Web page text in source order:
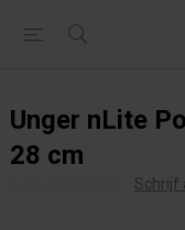
Unger nLite
28 cm
Schrijf